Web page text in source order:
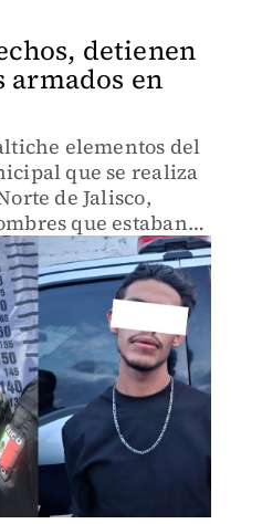
detienen
armados en
elementos del
que se realiza
de Jalisco,
que estaban